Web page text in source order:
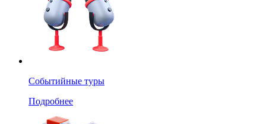
Событийные туры
Подробнее